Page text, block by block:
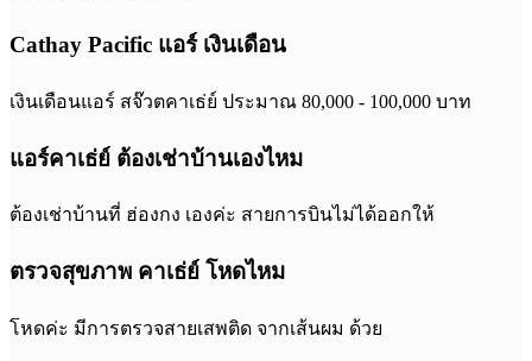
Cathay Pacific แอร์ เงินเดือน
เงินเดือนแอร์ สจ๊วตคาเธ่ย์ ประมาณ 80,000 - 100,000 บาท
แอร์คาเธ่ย์ ต้องเช่าบ้านเองไหม
ต้องเช่าบ้านที่ ฮ่องกง เองค่ะ สายการบินไม่ได้ออกให้
ตรวจสุขภาพ คาเธ่ย์ โหดไหม
โหดค่ะ มีการตรวจสายเสพติด จากเส้นผม ด้วย